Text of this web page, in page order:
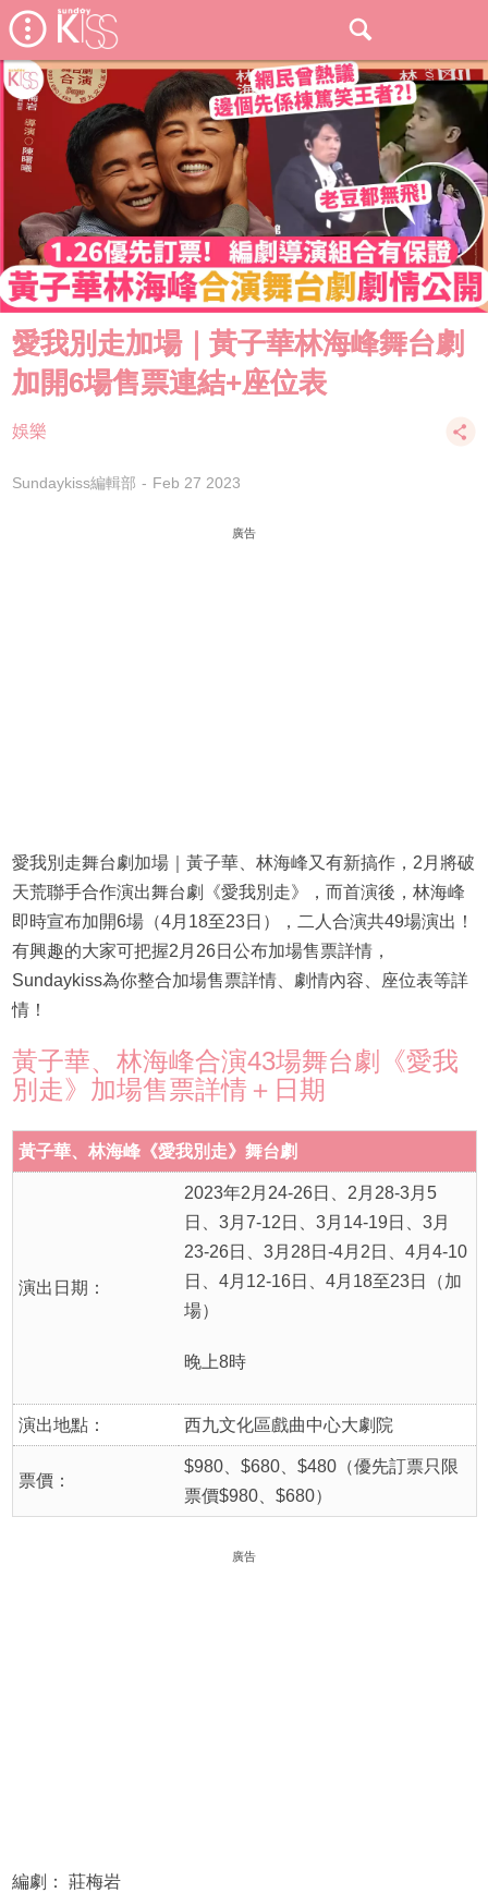
愛我別走加場｜黃子華林海峰舞台劇
加開6場售票連結+座位表
娛樂
Sundaykiss編輯部 Feb 27 2023
廣告
愛我別走舞台劇加場｜黃子華、林海峰又有新搞作，2月將破
天荒聯手合作演出舞台劇《愛我別走》，而首演後，林海峰
即時宣布加開6場（4月18至23日），二人合演共49場演出！
有興趣的大家可把握2月26日公布加場售票詳情，
Sundaykiss為你整合加場售票詳情、劇情內容、座位表等詳
情！
黃子華、林海峰合演43場舞台劇《愛我
別走》加場售票詳情＋日期
黃子華、林海峰《愛我別走》舞台劇
演出日期：
2023年2月24-26日、2月28-3月5
日、3月7-12日、3月14-19日、3月
23-26日、3月28日-4月2日、4月4-10
日、4月12-16日、4月18至23日（加
場）
晚上8時
演出地點： 西九文化區戲曲中心大劇院
票價：
$980、$680、$480（優先訂票只限
票價$980、$680）
廣告
編劇： 莊梅岩